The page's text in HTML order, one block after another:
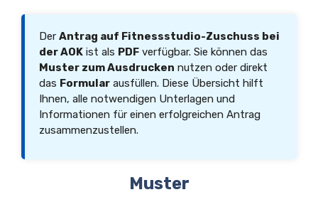
Der Antrag auf Fitnessstudio-Zuschuss bei
der AOK ist als PDF verfügbar. Sie können das
Muster zum Ausdrucken nutzen oder direkt
das Formular ausfüllen. Diese Übersicht hilft
Ihnen, alle notwendigen Unterlagen und
Informationen für einen erfolgreichen Antrag
zusammenzustellen.
Muster